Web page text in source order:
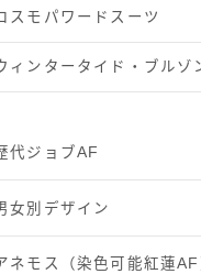
スモパワードスーツ
ィンタータイド・ブルゾ
代ジョブAF
女別デザイン
ネモス（染色可能紅蓮AF